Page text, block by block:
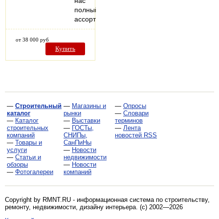
полный
ассортимент…
от 38 000 руб
Купить
— Строительный
каталог
— Каталог
строительных
компаний
— Товары и
услуги
— Статьи и
обзоры
— Фотогалереи
— Магазины и
рынки
— Выставки
— ГОСТы,
СНИПы,
СанПиНы
— Новости
недвижимости
— Новости
компаний
— Опросы
— Словари
терминов
— Лента
новостей RSS
Copyright by RMNT.RU - информационная система по строительству,
ремонту, недвижимости, дизайну интерьера. (c) 2002—2026